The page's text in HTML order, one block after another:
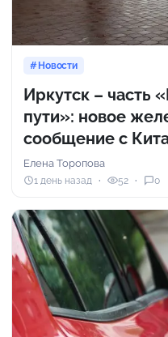
Новости
Иркутск – часть
пути»: новое
сообщение с
Елена Торопова
1 день назад 52 0